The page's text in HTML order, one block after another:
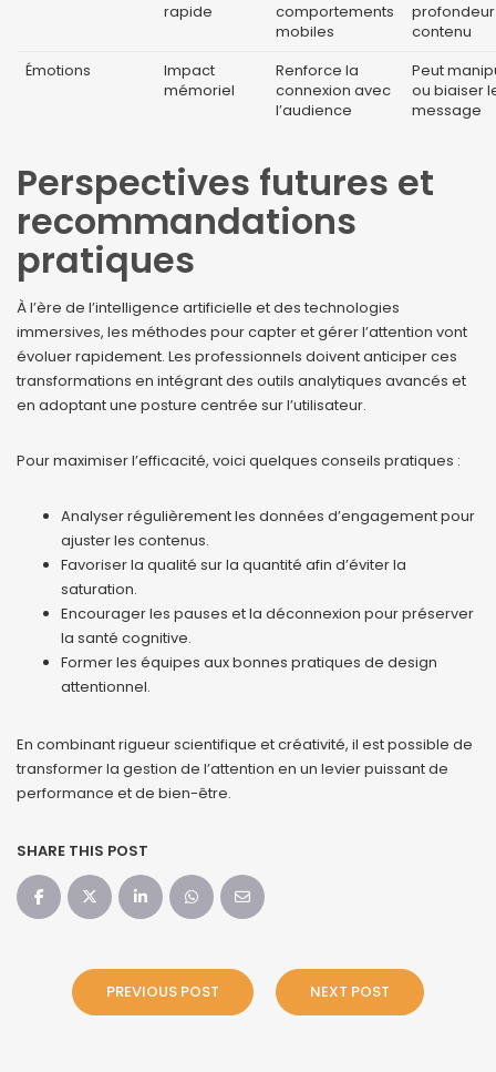
rapide
comportements
mobiles
contenu
Émotions
Impact
mémoriel
Renforce la
connexion avec
l’audience
Peut
ou biaiser
message
Perspectives futures et
recommandations
pratiques
À l’ère de l’intelligence artificielle et des technologies
immersives, les méthodes pour capter et gérer l’attention vont
évoluer rapidement. Les professionnels doivent anticiper ces
transformations en intégrant des outils analytiques avancés et
en adoptant une posture centrée sur l’utilisateur.
Pour maximiser l’efficacité, voici quelques conseils pratiques :
Analyser régulièrement les données d’engagement pour
ajuster les contenus.
Favoriser la qualité sur la quantité afin d’éviter la
saturation.
Encourager les pauses et la déconnexion pour préserver
la santé cognitive.
Former les équipes aux bonnes pratiques de design
attentionnel.
En combinant rigueur scientifique et créativité, il est possible de
transformer la gestion de l’attention en un levier puissant de
performance et de bien-être.
SHARE THIS POST
PREVIOUS POST NEXT POST